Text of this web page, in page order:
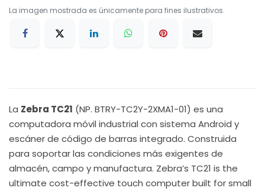
La imagen mostrada es únicamente para fines ilustrativos.
La Zebra TC21 (NP. BTRY-TC2Y-2XMA1-01) es una
computadora móvil industrial con sistema Android y
escáner de código de barras integrado. Construida
para soportar las condiciones más exigentes de
almacén, campo y manufactura. Zebra’s TC21 is the
ultimate cost-effective touch computer built for small